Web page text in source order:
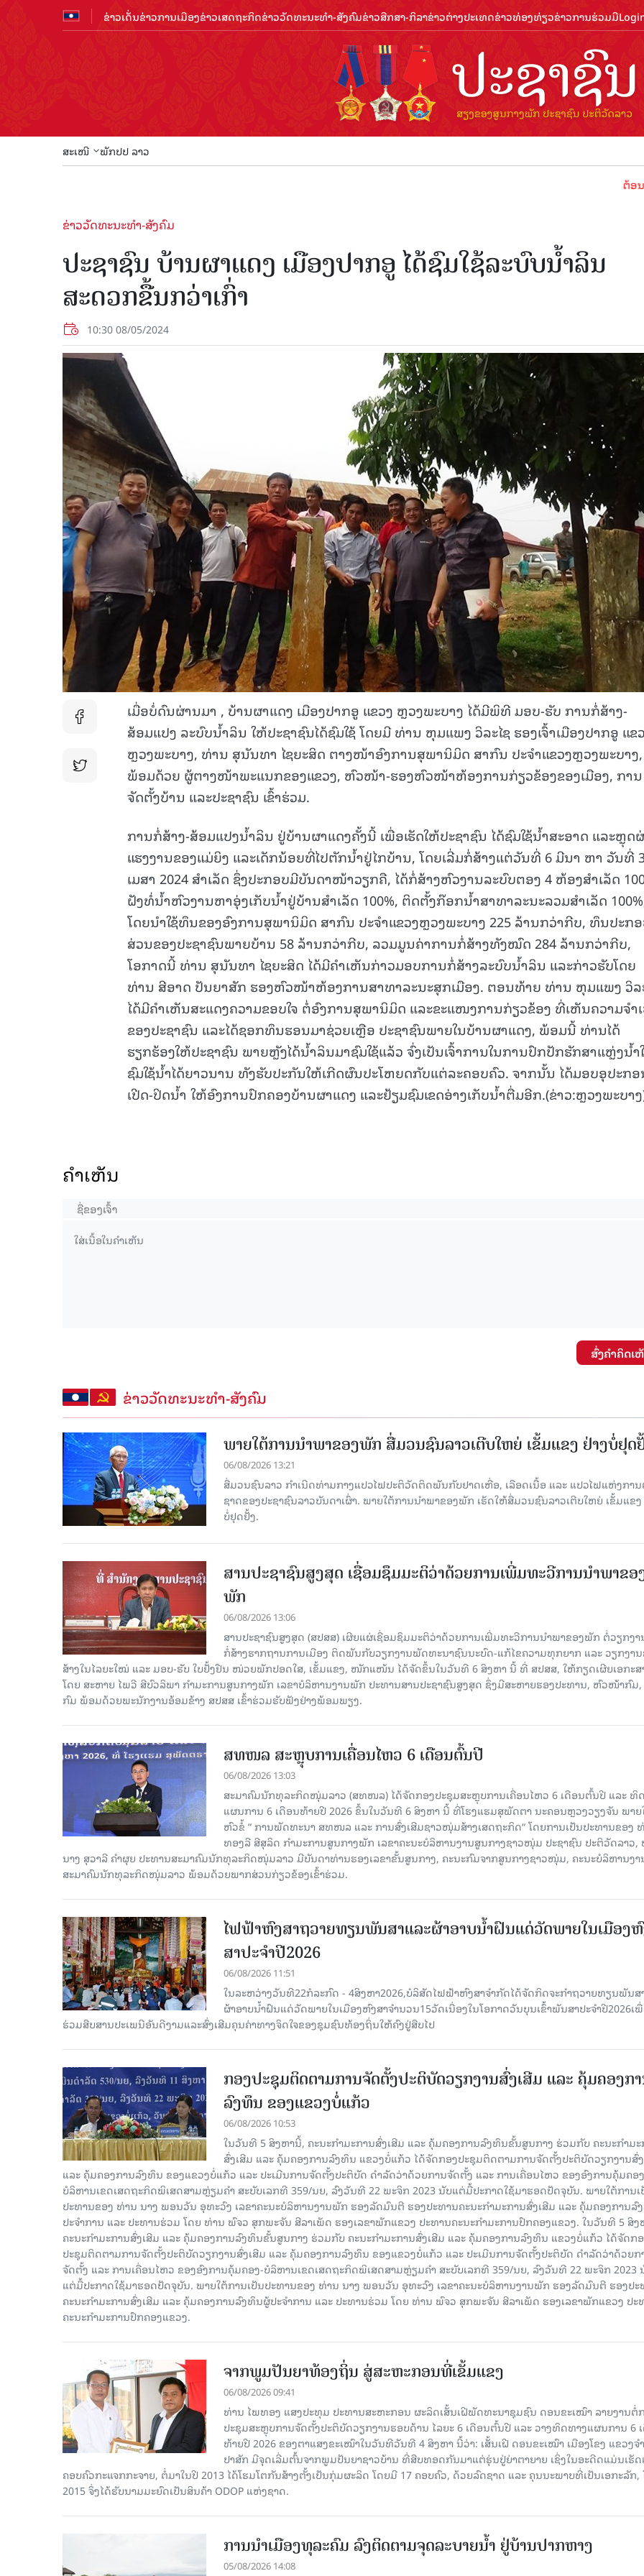
ຂ່າວເດັ່ນຂ່າວການເມືອງຂ່າວເສດຖະກິດຂ່າວວັດທະນະທຳ-ສັງຄົມຂ່າວສືກສາ-ກິລາຂ່າວຕ່າງປະເທດຂ່າວທ່ອງທ່ຽວຂ່າວການຮ່ວມມື
ສະເໜີ ພັກປປ ລາວ
ຕ້ອນຮັບປີທ່
ຂ່າວວັດທະນະທຳ-ສັງຄົມ
ປະຊາຊົນ ບ້ານຜາແດງ ເມືອງປາກອູ ໄດ້ຊົມໃຊ້ລະບົບນໍ້າລິນ
ສະດວກຂື້ນກວ່າເກົ່າ
10:30 08/05/2024
ເມື່ອບໍ່ດົນຜ່ານມາ , ບ້ານຜາແດງ ເມືອງປາກອູ ແຂວງ ຫຼວງພະບາງ ໄດ້ມີພິທີ ມອບ-ຮັບ ການກໍ່ສ້າງ-
ສ້ອມແປງ ລະບົບນໍ້າລິນ ໃຫ້ປະຊາຊົນໄດ້ຊົມໃຊ້ ໂດຍມີ ທ່ານ ຫຸມແພງ ວິລະໄຊ ຮອງເຈົ້າເມືອງປາກອູ ແຂ
ຫຼວງພະບາງ, ທ່ານ ສຸນັນທາ ໄຊຍະສິດ ຕາງໜ້າອົງການສຸພານິມິດ ສາກົນ ປະຈໍາແຂວງຫຼວງພະບາງ,
ພ້ອມດ້ວຍ ຜູ້ຕາງໜ້າພະແນກຂອງແຂວງ, ຫົວໜ້າ-ຮອງຫົວໜ້າຫ້ອງການກ່ຽວຂ້ອງຂອງເມືອງ, ການ
ຈັດຕັ້ງບ້ານ ແລະປະຊາຊົນ ເຂົ້າຮ່ວມ.
ການກໍ່ສ້າງ-ສ້ອມແປງນໍ້າລິນ ຢູ່ບ້ານຜາແດງຄັ້ງນີ້ ເພື່ອເຮັດໃຫ້ປະຊາຊົນ ໄດ້ຊົມໃຊ້ນໍ້າສະອາດ ແລະຫຼຸດ
ແຮງງານຂອງແມ່ຍິງ ແລະເດັກນ້ອຍທີ່ໄປຕັກນໍ້າຢູ່ໄກບ້ານ, ໂດຍເລີ່ມກໍ່ສ້າງແຕ່ວັນທີ່ 6 ມີນາ ຫາ ວັນທີ່
ເມສາ 2024 ສໍາເລັດ ຊຶ່ງປະກອບມີບັນດາໜ້າວຽກຄື, ໄດ້ກໍ່ສ້າງຫົວງານລະບົບຕອງ 4 ຫ້ອງສໍາເລັດ
ຝັງທໍ່ນໍ້າຫົວງານຫາອຸ່ງເກັບນໍ້າຢູ່ບ້ານສໍາເລັດ 100%, ຕິດຕັ້ງກ໊ອກນໍ້າສາທາລະນະລວມສໍາເລັດ
ໂດຍນຳໃຊ້ທຶນຂອງອົງການສຸພານິມິດ ສາກົນ ປະຈໍາແຂວງຫຼວງພະບາງ 225 ລ້ານກວ່າກີບ, ທຶນປະກ
ສ່ວນຂອງປະຊາຊົນພາຍບ້ານ 58 ລ້ານກວ່າກີບ, ລວມມູນຄ່າການກໍ່ສ້າງທັງໝົດ 284 ລ້ານກວ່າກີບ,
ໂອກາດນີ້ ທ່ານ ສຸນັນທາ ໄຊຍະສິດ ໄດ້ມີຄໍາເຫັນກ່າວມອບການກໍ່ສ້າງລະບົບນໍ້າລິນ ແລະກ່າວຮັບໂດຍ
ທ່ານ ສີອາດ ປັນຍາສັກ ຮອງຫົວໜ້າຫ້ອງການສາທາລະນະສຸກເມືອງ. ຕອນທ້າຍ ທ່ານ ຫຸມແພງ ວິລ
ໄດ້ມີຄໍາເຫັນສະແດງຄວາມຂອບໃຈ ຕໍ່ອົງການສຸພານິມິດ ແລະຂະແໜງການກ່ຽວຂ້ອງ ທີ່ເຫັນຄວາມຈໍາ
ຂອງປະຊາຊົນ ແລະໄດ້ຊອກທຶນຮອນມາຊ່ວຍເຫຼືອ ປະຊາຊົນພາຍໃນບ້ານຜາແດງ, ພ້ອມນີ້ ທ່ານໄດ້
ຮຽກຮ້ອງໃຫ້ປະຊາຊົນ ພາຍຫຼັງໄດ້ນໍ້າລິນມາຊົມໃຊ້ແລ້ວ ຈົ່ງເປັນເຈົ້າການໃນການປົກປັກຮັກສາແຫຼ່ງນໍ້າ
ຊົມໃຊ້ນໍ້າໄດ້ຍາວນານ ທັງຮັບປະກັນໃຫ້ເກີດຜົນປະໂຫຍດກັບແຕ່ລະຄອບຄົວ. ຈາກນັ້ນ ໄດ້ມອບອຸປະກອ
ເປີດ-ປິດນໍ້າ ໃຫ້ອົງການປົກຄອງບ້ານຜາແດງ ແລະຢ້ຽມຊົມເຂດອ່າງເກັບນ້ຳຕື່ມອີກ.(ຂ່າວ:ຫຼວງພະບາ
ຄໍາເຫັນ
ສົ່ງຄໍາຄິດເ
ຂ່າວວັດທະນະທຳ-ສັງຄົມ
ພາຍໃຕ້ການນໍາພາຂອງພັກ ສື່ມວນຊົນລາວເຕີບໃຫຍ່ ເຂັ້ມແຂງ ຢ່າງບໍ່ຢຸດ
06/08/2026 13:21
ສື່ມວນຊົນລາວ ກຳເນີດທ່າມກາງແປວໄຟປະຕິວັດຕິດພັນກັບຢາດເຫື່ອ, ເລືອດເນື້ອ ແລະ ແປວໄຟແຫ່ງກາ
ຊາດຂອງປະຊາຊົນລາວບັນດາເຜົ່າ. ພາຍໃຕ້ການນໍາພາຂອງພັກ ເຮັດໃຫ້ສື່ມວນຊົນລາວເຕີບໃຫຍ່ ເຂັ້ມແຂງ
ບໍ່ຢຸດຢັ້ງ.
ສານປະຊາຊົນສູງສຸດ ເຊື່ອມຊຶມມະຕິວ່າດ້ວຍການເພີ່ມທະວີການນຳພາຂອ
ພັກ
06/08/2026 13:06
ສານປະຊາຊົນສູງສຸດ (ສປສສ) ເຜີຍແຜ່ເຊື່ອມຊຶມມະຕິວ່າດ້ວຍການເພີ່ມທະວີການນຳພາຂອງພັກ ຕໍ່ວຽກງາ
ກໍ່ສ້າງຮາກຖານການເມືອງ ຕິດພັນກັບວຽກງານພັດທະນາຊົນນະບົດ-ແກ້ໄຂຄວາມທຸກຍາກ ແລະ ວຽກງາ
ສ້າງໃນໄລຍະໃໝ່ ແລະ ມອບ-ຮັບ ໃບຢັ້ງຢືນ ໜ່ວຍພັກປອດໃສ, ເຂັ້ມແຂງ, ໜັກແໜ້ນ ໄດ້ຈັດຂຶ້ນໃນວັນທີ 6 ສິງຫາ ນີ້ ທີ່ ສປສສ, ໃຫ້ກຽດເຜີຍເອກະສ
ໂດຍ ສະຫາຍ ໄພວີ ສີບົວລິພາ ກຳມະການສູນກາງພັກ ເລຂາບໍລິຫານງານພັກ ປະທານສານປະຊາຊົນສູງສຸດ ຊຶ່ງມີສະຫາຍຮອງປະທານ, ຫົວໜ້າກົມ,
ກົມ ພ້ອມດ້ວຍພະນັກງານອ້ອມຂ້າງ ສປສສ ເຂົ້າຮ່ວມຮັບຟັງຢ່າງພ້ອມພຽງ.
ສທໜລ ສະຫຼຸບການເຄື່ອນໄຫວ 6 ເດືອນຕົ້ນປີ
06/08/2026 13:03
ສະມາຄົມນັກທຸລະກິດໜຸ່ມລາວ (ສທໜລ) ໄດ້ຈັດກອງປະຊຸມສະຫຼຸບການເຄື່ອນໄຫວ 6 ເດືອນຕົ້ນປີ ແລະ ທິ
ແຜນການ 6 ເດືອນທ້າຍປີ 2026 ຂຶ້ນໃນວັນທີ 6 ສິງຫາ ນີ້ ທີ່ໂຮງແຮມສຸພັດຕາ ນະຄອນຫຼວງວຽງຈັນ ພາຍ
ຫົວຂໍ້ “ ການພັດທະນາ ສທໜລ ແລະ ການສົ່ງເສີມຊາວໜຸ່ມສ້າງເສດຖະກິດ“ ໂດຍການເປັນປະທານຂອງ
ທອງລີ ສີສຸລິດ ກຳມະການສູນກາງພັກ ເລຂາຄະນະບໍລິຫານງານສູນກາງຊາວໜຸ່ມ ປະຊາຊົນ ປະຕິວັດລາວ,
ນາງ ສຸວາລີ ຄຳຜຸຍ ປະທານສະມາຄົມນັກທຸລະກິດໜຸ່ມລາວ ມີບັນດາທ່ານຮອງເລຂາຂັ້ນສູນກາງ, ຄະນະກົມຈາກສູນກາງຊາວໜຸ່ມ, ຄະນະບໍລິຫານງາ
ສະມາຄົມນັກທຸລະກິດໜຸ່ມລາວ ພ້ອມດ້ວຍພາກສ່ວນກ່ຽວຂ້ອງເຂົ້າຮ່ວມ.
ໄຟຟ້າຫົງສາຖວາຍທຽນພັນສາແລະຜ້າອາບນໍ້າຝົນແດ່ວັດພາຍໃນເມືອງ
ສາປະຈໍາປີ2026
06/08/2026 11:51
ໃນລະຫວ່າງວັນທີ22ກໍລະກົດ - 4ສິງຫາ2026,ບໍລິສັດໄຟຟ້າຫົງສາຈໍາກັດໄດ້ຈັດກິດຈະກໍາຖວາຍທຽນພັນສ
ຜ້າອາບນໍ້າຝົນແດ່ວັດພາຍໃນເມືອງຫົງສາຈໍານວນ15ວັດເນື່ອງໃນໂອກາດວັນບຸນເຂົ້າພັນສາປະຈໍາປີ2026ເ
ຮ່ວມສືບສານປະເພນີອັນດີງາມແລະສົ່ງເສີມຄຸນຄ່າທາງຈິດໃຈຂອງຊຸມຊົນທ້ອງຖິ່ນໃຫ້ຄົງຢູ່ສືບໄປ
ກອງປະຊຸມຕິດຕາມການຈັດຕັ້ງປະຕິບັດວຽກງານສົ່ງເສີມ ແລະ ຄຸ້ມຄອງກ
ລົງທຶນ ຂອງແຂວງບໍ່ແກ້ວ
06/08/2026 10:53
ໃນວັນທີ 5 ສິງຫານີ້, ຄະນະກໍາມະການສົ່ງເສີມ ແລະ ຄຸ້ມຄອງການລົງທຶນຂັ້ນສູນກາງ ຮ່ວມກັບ ຄະນະກໍາມະ
ສົ່ງເສີມ ແລະ ຄຸ້ມຄອງການລົງທຶນ ແຂວງບໍ່ແກ້ວ ໄດ້ຈັດກອງປະຊຸມຕິດຕາມການຈັດຕັ້ງປະຕິບັດວຽກງານສົ່
ແລະ ຄຸ້ມຄອງການລົງທຶນ ຂອງແຂວງບໍ່ແກ້ວ ແລະ ປະເມີນການຈັດຕັ້ງປະຕິບັດ ດຳລັດວ່າດ້ວຍການຈັດຕັ້ງ ແລະ ການເຄື່ອນໄຫວ ຂອງອົງການຄຸ້ມຄອ
ບໍລິຫານເຂດເສດຖະກິດພິເສດສາມຫຼ່ຽມຄຳ ສະບັບເລກທີ 359/ນຍ, ລົງວັນທີ 22 ພະຈິກ 2023 ນັບແຕ່ມື້ປະກາດໃຊ້ມາຮອດປັດຈຸບັນ. ພາຍໃຕ້ການເ
ປະທານຂອງ ທ່ານ ນາງ ພອນວັນ ອຸທະວົງ ເລຂາຄະນະບໍລິຫານງານພັກ ຮອງລັດມົນຕີ ຮອງປະທານຄະນະກໍາມະການສົ່ງເສີມ ແລະ ຄຸ້ມຄອງການລົ
ປະຈໍາການ ແລະ ປະທານຮ່ວມ ໂດຍ ທ່ານ ພົຈວ ສຸກພະຈັນ ສີລາເພັດ ຮອງເລຂາພັກແຂວງ ປະທານຄະນະກຳມະການປົກຄອງແຂວງ. ໃນວັນທີ 5 ສິງ
ຄະນະກໍາມະການສົ່ງເສີມ ແລະ ຄຸ້ມຄອງການລົງທຶນຂັ້ນສູນກາງ ຮ່ວມກັບ ຄະນະກໍາມະການສົ່ງເສີມ ແລະ ຄຸ້ມຄອງການລົງທຶນ ແຂວງບໍ່ແກ້ວ ໄດ້ຈັດກ
ປະຊຸມຕິດຕາມການຈັດຕັ້ງປະຕິບັດວຽກງານສົ່ງເສີມ ແລະ ຄຸ້ມຄອງການລົງທຶນ ຂອງແຂວງບໍ່ແກ້ວ ແລະ ປະເມີນການຈັດຕັ້ງປະຕິບັດ ດຳລັດວ່າດ້ວຍກ
ຈັດຕັ້ງ ແລະ ການເຄື່ອນໄຫວ ຂອງອົງການຄຸ້ມຄອງ-ບໍລິຫານເຂດເສດຖະກິດພິເສດສາມຫຼ່ຽມຄຳ ສະບັບເລກທີ 359/ນຍ, ລົງວັນທີ 22 ພະຈິກ 2023
ແຕ່ມື້ປະກາດໃຊ້ມາຮອດປັດຈຸບັນ. ພາຍໃຕ້ການເປັນປະທານຂອງ ທ່ານ ນາງ ພອນວັນ ອຸທະວົງ ເລຂາຄະນະບໍລິຫານງານພັກ ຮອງລັດມົນຕີ ຮອງປະ
ຄະນະກໍາມະການສົ່ງເສີມ ແລະ ຄຸ້ມຄອງການລົງທຶນຜູ້ປະຈໍາການ ແລະ ປະທານຮ່ວມ ໂດຍ ທ່ານ ພົຈວ ສຸກພະຈັນ ສີລາເພັດ ຮອງເລຂາພັກແຂວງ ປະ
ຄະນະກຳມະການປົກຄອງແຂວງ.
ຈາກພູມປັນຍາທ້ອງຖິ່ນ ສູ່ສະຫະກອນທີ່ເຂັ້ມແຂງ
06/08/2026 09:41
ທ່ານ ໄພທອງ ແສງປະທຸມ ປະທານສະຫະກອນ ຜະລິດເສັ້ນເຝີພັດທະນາຊຸມຊົນ ດອນຂະເໝົາ ລາຍງານຕໍ່
ປະຊຸມສະຫຼຸບການຈັດຕັ້ງປະຕິບັດວຽກງານຮອບດ້ານ ໄລຍະ 6 ເດືອນຕົ້ນປີ ແລະ ວາງທິດທາງແຜນການ 6
ທ້າຍປີ 2026 ຂອງຕາແສງຂະເໝົາໃນວັນທີວັນທີ 4 ສິງຫາ ນີ້ວ່າ: ເສັ້ນເຝີ ດອນຂະເໝົາ ເມືອງໂຂງ ແຂວງຈຳ
ປາສັກ ມີຈຸດເລີ່ມຕົ້ນຈາກພູມປັນຍາຊາວບ້ານ ທີ່ສືບທອດກັນມາແຕ່ຮຸ່ນປູ່ຍ່າຕາຍາຍ ເຊິ່ງໃນອະດີດແມ່ນເຮັ
ຄອບຄົວກະແຈກກະຈາຍ, ຕໍ່ມາໃນປີ 2013 ໄດ້ໂຮມໂຕກັນສ້າງຕັ້ງເປັນກຸ່ມຜະລິດ ໂດຍມີ 17 ຄອບຄົວ, ດ້ວຍລົດຊາດ ແລະ ຄຸນນະພາບທີ່ເປັນເອກະລັກ,
2015 ຈຶ່ງໄດ້ຮັບນາມມະຍົດເປັນສິນຄ້າ ODOP ແຫ່ງຊາດ.
ການນໍາເມືອງທຸລະຄົມ ລົງຕິດຕາມຈຸດລະບາຍນໍ້າ ຢູ່ບ້ານປາກຫາງ
05/08/2026 14:08
15.039(06-08-